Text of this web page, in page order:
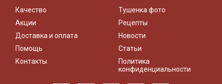
Качество
Акции
Доставка и оплата
Помощь
Контакты
Тушенка фото
Рецепты
Новости
Статьи
Политика
конфиденциальности